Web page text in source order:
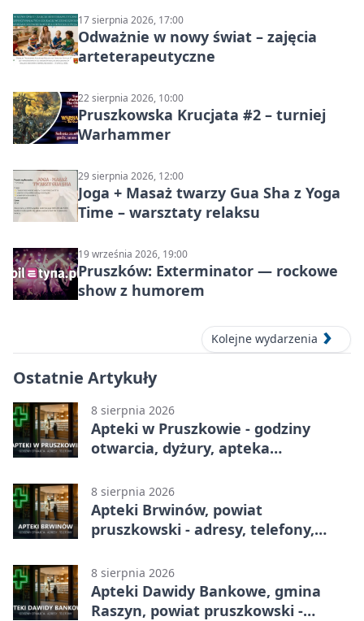
17 sierpnia 2026, 17:00
Odważnie w nowy świat – zajęcia
arteterapeutyczne
22 sierpnia 2026, 10:00
Pruszkowska Krucjata #2 – turniej
Warhammer
29 sierpnia 2026, 12:00
Joga + Masaż twarzy Gua Sha z Yoga
Time – warsztaty relaksu
19 września 2026, 19:00
Pruszków: Exterminator — rockowe
show z humorem
Kolejne wydarzenia
Ostatnie Artykuły
8 sierpnia 2026
Apteki w Pruszkowie - godziny
otwarcia, dyżury, apteka
8 sierpnia 2026
Apteki Brwinów, powiat
pruszkowski - adresy, telefony,
8 sierpnia 2026
Apteki Dawidy Bankowe, gmina
Raszyn, powiat pruszkowski -